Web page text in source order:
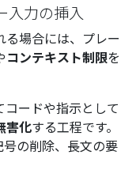
入力の挿入
場合には、プレー
コンテキスト制限を
コードや指示として
害化する工程です。
の削除、長文の要